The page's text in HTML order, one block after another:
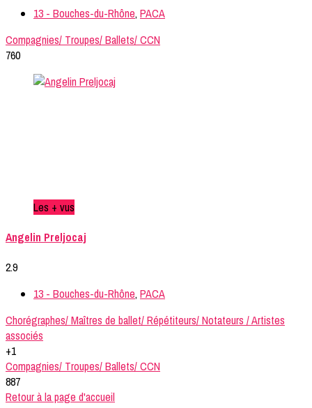
13 - Bouches-du-Rhône, PACA
Compagnies/ Troupes/ Ballets/ CCN
760
Les + vus
Angelin Preljocaj
2.9
13 - Bouches-du-Rhône, PACA
Chorégraphes/ Maîtres de ballet/ Répétiteurs/ Notateurs / Artistes
associés
+1
Compagnies/ Troupes/ Ballets/ CCN
887
Retour à la page d'accueil